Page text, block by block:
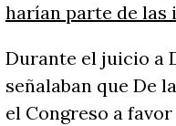
harían parte de las
Durante el juicio a
señalaban que De
el Congreso a